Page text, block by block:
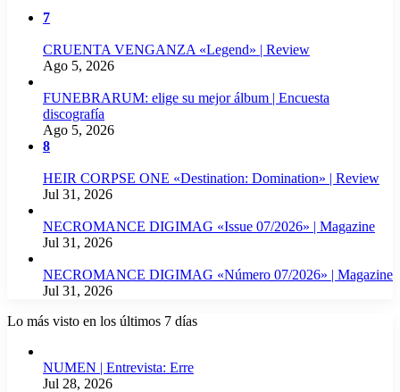
7
CRUENTA VENGANZA «Legend» | Review
Ago 5, 2026
FUNEBRARUM: elige su mejor álbum | Encuesta
discografía
Ago 5, 2026
8
HEIR CORPSE ONE «Destination: Domination» | Review
Jul 31, 2026
NECROMANCE DIGIMAG «Issue 07/2026» | Magazine
Jul 31, 2026
NECROMANCE DIGIMAG «Número 07/2026» | Magazine
Jul 31, 2026
Lo más visto en los últimos 7 días
NUMEN | Entrevista: Erre
Jul 28, 2026